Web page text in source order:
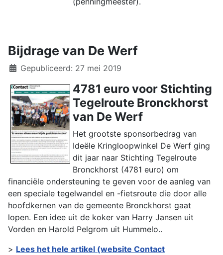
Bijdrage van De Werf
DetailsGepubliceerd: 27 mei 2019
4781 euro voor Stichting
Tegelroute Bronckhorst
van De Werf
Het grootste sponsorbedrag van
Ideële Kringloopwinkel De Werf ging
dit jaar naar Stichting Tegelroute
Bronckhorst (4781 euro) om
financiële ondersteuning te geven voor de aanleg van
een speciale tegelwandel en -fietsroute die door alle
hoofdkernen van de gemeente Bronckhorst gaat
lopen. Een idee uit de koker van Harry Jansen uit
Vorden en Harold Pelgrom uit Hummelo..
> Lees het hele artikel (website Contact